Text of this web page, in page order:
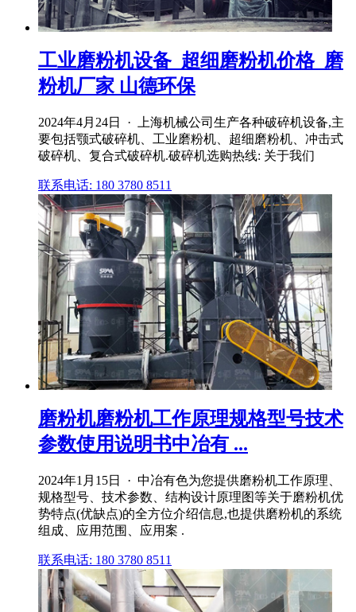
工业磨粉机设备_超细磨粉机价格_磨
粉机厂家 山德环保
2024年4月24日 · 上海机械公司生产各种破碎机设备,主
要包括颚式破碎机、工业磨粉机、超细磨粉机、冲击式
破碎机、复合式破碎机.破碎机选购热线: 关于我们
联系电话: 180 3780 8511
磨粉机磨粉机工作原理规格型号技术
参数使用说明书中冶有 ...
2024年1月15日 · 中冶有色为您提供磨粉机工作原理、
规格型号、技术参数、结构设计原理图等关于磨粉机优
势特点(优缺点)的全方位介绍信息,也提供磨粉机的系统
组成、应用范围、应用案 .
联系电话: 180 3780 8511